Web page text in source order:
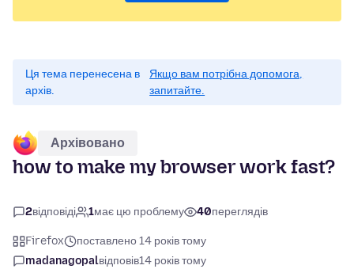
Ця тема перенесена в
архів.
Якщо вам потрібна допомога,
запитайте.
Архівовано
how to make my browser work fast?
2відповіді 1має цю проблему 40переглядів
Firefox
поставлено 14 років тому
madanagopalвідповів14 років тому